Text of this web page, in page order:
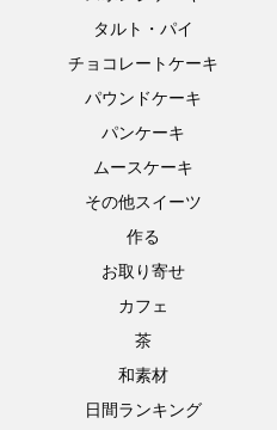
タルト・パイ
チョコレートケーキ
パウンドケーキ
パンケーキ
ムースケーキ
その他スイーツ
作る
お取り寄せ
カフェ
茶
和素材
日間ランキング